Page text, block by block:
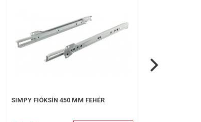
SIMPY FIÓKSÍN 450 MM FEHÉR